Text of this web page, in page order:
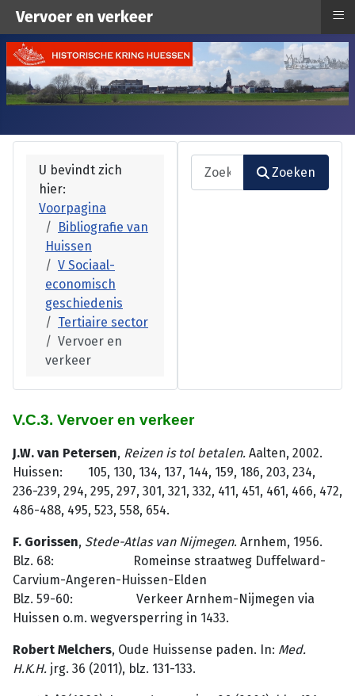
U bevindt zich
hier:
Voorpagina
Bibliografie van
Huissen
V Sociaal-
economisch
geschiedenis
Tertiaire sector
Vervoer en
verkeer
Zoeken
Zoeken
V.C.3. Vervoer en verkeer
J.W. van Petersen, Reizen is tol betalen. Aalten, 2002.
Huissen: 105, 130, 134, 137, 144, 159, 186, 203, 234,
236-239, 294, 295, 297, 301, 321, 332, 411, 451, 461, 466, 472,
486-488, 495, 523, 558, 654.
F. Gorissen, Stede-Atlas van Nijmegen. Arnhem, 1956.
Blz. 68: Romeinse straatweg Duffelward-
Carvium-Angeren-Huissen-Elden
Blz. 59-60: Verkeer Arnhem-Nijmegen via
Huissen o.m. wegversper­ring in 1433.
Robert Melchers, Oude Huissense paden. In: Med.
H.K.H. jrg. 36 (2011), blz. 131-133.
Vervoer en verkeer ≡